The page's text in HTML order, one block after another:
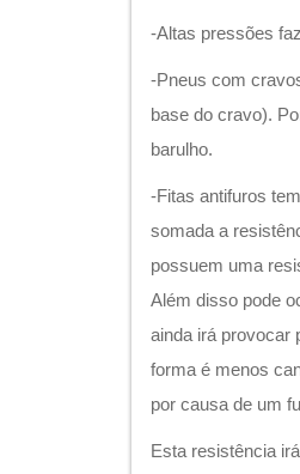
-Altas pressões
-Pneus com
base do cravo).
barulho.
-Fitas antifuros
somada a
possuem uma
Além disso pode
ainda irá provocar
forma é menos
por causa de um
Esta resistência